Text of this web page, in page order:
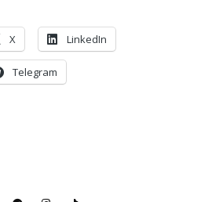
X LinkedIn
Telegram